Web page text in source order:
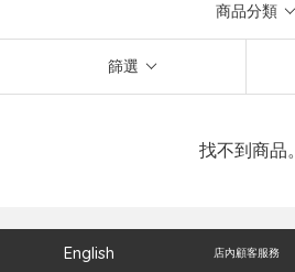
商品分類
篩選
找不到商品。
English 店內顧客服務